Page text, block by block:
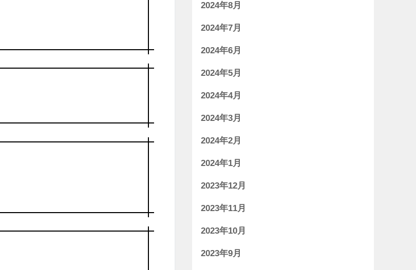
2024年8月
2024年7月
2024年6月
2024年5月
2024年4月
2024年3月
2024年2月
2024年1月
2023年12月
2023年11月
2023年10月
2023年9月